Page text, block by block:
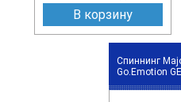
В корзину
Спиннинг
Go.Emotion